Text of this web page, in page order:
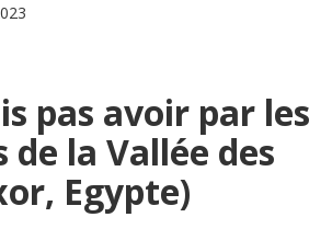
pas avoir par les
de la Vallée des
Egypte)